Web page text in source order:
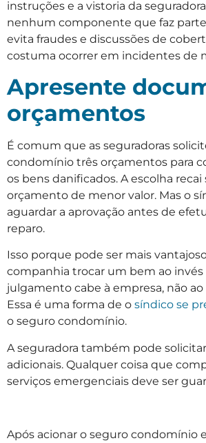
instruções e a vistoria da
nenhum componente que faz
evita fraudes e discussões de
costuma ocorrer em incidentes de
Apresente
orçamentos
É comum que as seguradoras
condomínio três orçamentos para
os bens danificados. A escolha recai
orçamento de menor valor. Mas o
aguardar a aprovação antes de
reparo.
Isso porque pode ser mais
companhia trocar um bem ao invés
julgamento cabe à empresa, não
Essa é uma forma de o síndico se
o seguro condomínio.
A seguradora também pode
adicionais. Qualquer coisa que
serviços emergenciais deve ser
Após acionar o seguro condomínio